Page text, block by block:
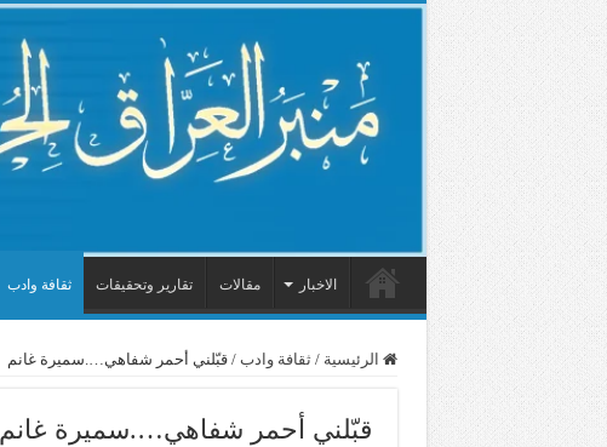
الاخبار مقالات تقارير وتحقيقات ثقافة وادب
الرئيسية / ثقافة وادب / قبّلني أحمر شفاهي….سميرة غانم
قبّلني أحمر شفاهي….سميرة غانم